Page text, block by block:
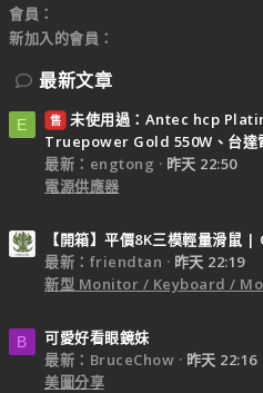
會員
新加入的會員
最新文章
E 售 未使用過：Antec hcp
Truepower Gold 550W、台達
最新：engtong
昨天 22:50
電源供應器
【開箱】平價8K三模輕量滑鼠 |
最新：friendtan
昨天 22:19
新型 Monitor / Keyboard /
B
可愛好看眼鏡妹
最新：BruceChow
昨天 22:16
美圖分享